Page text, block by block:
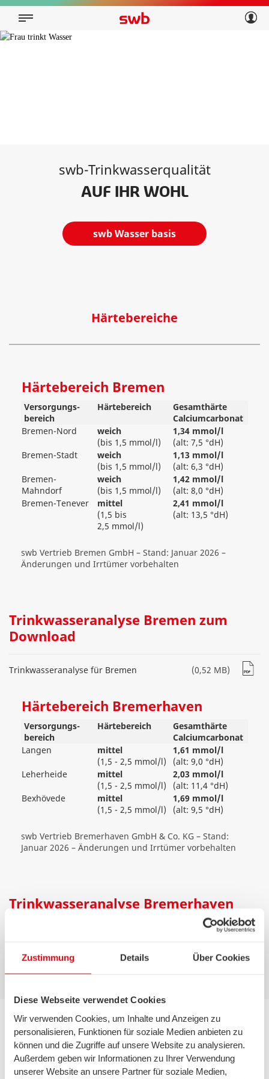
Zustimmung Details Über Cookies
Diese Webseite verwendet Cookies
Wir verwenden Cookies, um Inhalte und Anzeigen zu
personalisieren, Funktionen für soziale Medien anbieten zu
können und die Zugriffe auf unsere Website zu analysieren.
Außerdem geben wir Informationen zu Ihrer Verwendung
unserer Website an unsere Partner für soziale Medien,
Privatkunden
Geschäftskunden
swb-Trinkwasserqualität
AUF IHR WOHL
swb Wasser basis
Härtebereiche
Härtebereich Bremen
Versorgungs­
bereich
Härtebereich
Gesamthärte
Calciumcarbonat
Bremen-Nord
weich
(bis 1,5 mmol/l)
1,34 mmol/l
(alt: 7,5 °dH)
Bremen-Stadt
weich
(bis 1,5 mmol/l)
1,13 mmol/l
(alt: 6,3 °dH)
Bremen-
Mahndorf
weich
(bis 1,5 mmol/l)
1,42 mmol/l
(alt: 8,0 °dH)
Bremen-Tenever
mittel
(1,5 bis
2,5 mmol/l)
2,41 mmol/l
(alt: 13,5 °dH)
swb Vertrieb Bremen GmbH – Stand: Januar 2026 –
Änderungen und Irrtümer vorbehalten
Trinkwasseranalyse Bremen zum
Download
Trinkwasseranalyse für Bremen (0,52 MB)
Härtebereich Bremerhaven
Versorgungs­
bereich
Härtebereich
Gesamthärte
Calciumcarbonat
Langen
mittel
(1,5 - 2,5 mmol/l)
1,61 mmol/l
(alt: 9,0 °dH)
Leherheide
mittel
(1,5 - 2,5 mmol/l)
2,03 mmol/l
(alt: 11,4 °dH)
Bexhövede
mittel
(1,5 - 2,5 mmol/l)
1,69 mmol/l
(alt: 9,5 °dH)
swb Vertrieb Bremerhaven GmbH & Co. KG – Stand:
Januar 2026 – Änderungen und Irrtümer vorbehalten
Trinkwasseranalyse Bremerhaven
Trinkwasseranalyse für Bremerhaven (0,49 MB)
Ihr Ansprechpartner